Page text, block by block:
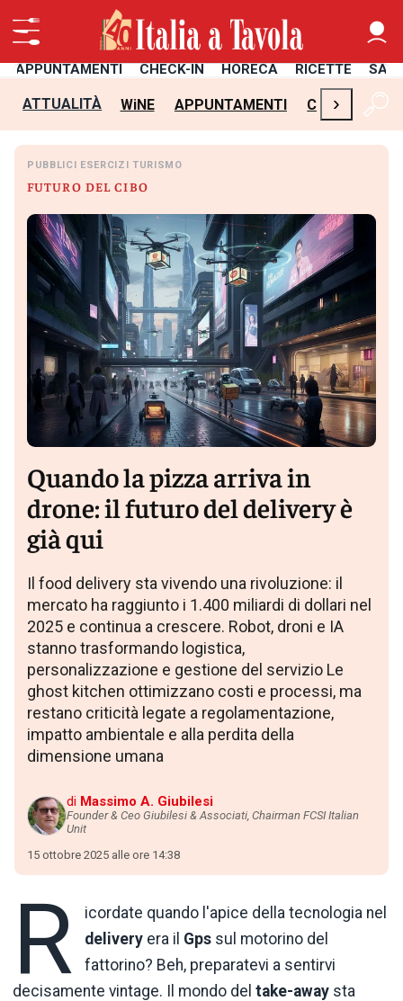
APPUNTAMENTI CHECK-IN HORECA RICETTE
ATTUALITÀ WiNE APPUNTAMENTI CHECK-IN
›
PUBBLICI ESERCIZI TURISMO
FUTURO DEL CIBO
Quando la pizza arriva in
drone: il futuro del delivery è
già qui
Il food delivery sta vivendo una rivoluzione: il
mercato ha raggiunto i 1.400 miliardi di dollari nel
2025 e continua a crescere. Robot, droni e IA
stanno trasformando logistica,
personalizzazione e gestione del servizio Le
ghost kitchen ottimizzano costi e processi, ma
restano criticità legate a regolamentazione,
impatto ambientale e alla perdita della
dimensione umana
di Massimo A. Giubilesi
Founder & Ceo Giubilesi & Associati, Chairman FCSI Italian
Unit
15 ottobre 2025 alle ore 14:38
R
icordate quando l'apice della tecnologia nel
delivery era il Gps sul motorino del
fattorino? Beh, preparatevi a sentirvi
decisamente vintage. Il mondo del take-away sta